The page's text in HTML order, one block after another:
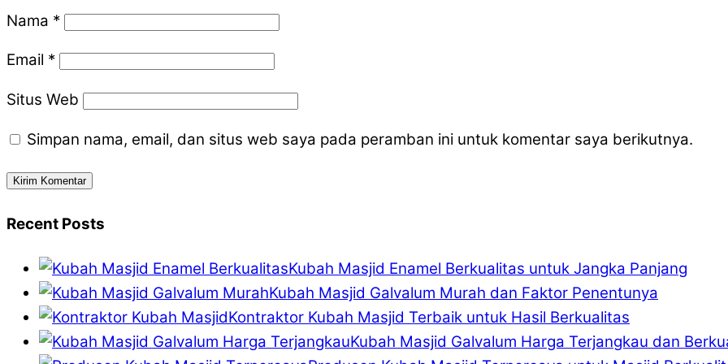
Nama *
Email *
Situs Web
Simpan nama, email, dan situs web saya pada peramban ini untuk komentar saya berikutnya.
Recent Posts
Kubah Masjid Enamel Berkualitas untuk Jangka Panjang
Kubah Masjid Galvalum Murah dan Faktor Penentunya
Kontraktor Kubah Masjid Terbaik untuk Hasil Berkualitas
Kubah Masjid Galvalum Harga Terjangkau dan